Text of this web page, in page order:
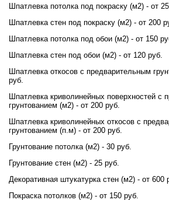
Шпатлевка потолка под покраску (м2) - от
Шпатлевка стен под покраску (м2) - от 200
Шпатлевка потолка под обои (м2) - от 150
Шпатлевка стен под обои (м2) - от 120 руб.
Шпатлевка откосов с предварительным
руб.
Шпатлевка криволинейных поверхностей с
грунтованием (м2) - от 200 руб.
Шпатлевка криволинейных откосов с
грунтованием (п.м) - от 200 руб.
Грунтование потолка (м2) - 30 руб.
Грунтование стен (м2) - 25 руб.
Декоративная штукатурка стен (м2) - от 600
Покраска потолков (м2) - от 150 руб.